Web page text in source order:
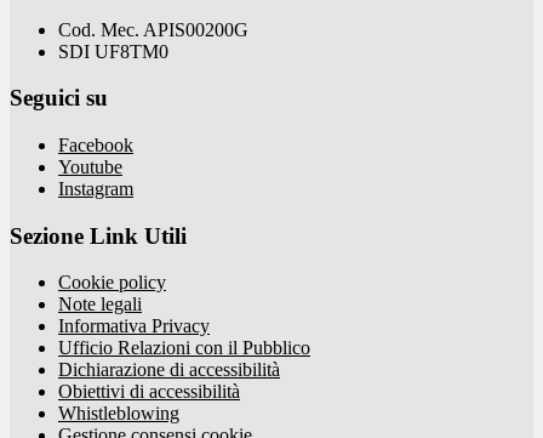
Cod. Mec. APIS00200G
SDI UF8TM0
Seguici su
Facebook
Youtube
Instagram
Sezione Link Utili
Cookie policy
Note legali
Informativa Privacy
Ufficio Relazioni con il Pubblico
Dichiarazione di accessibilità
Obiettivi di accessibilità
Whistleblowing